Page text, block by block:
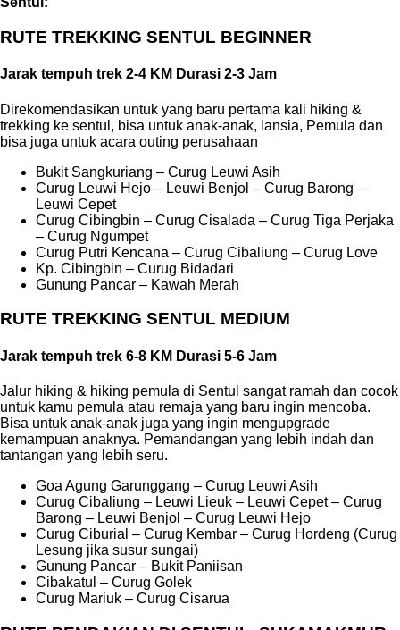
RUTE TREKKING SENTUL BEGINNER
Jarak tempuh trek 2-4 KM Durasi 2-3 Jam
Direkomendasikan untuk yang baru pertama kali hiking &
trekking ke sentul, bisa untuk anak-anak, lansia, Pemula dan
bisa juga untuk acara outing perusahaan
Bukit Sangkuriang – Curug Leuwi Asih
Curug Leuwi Hejo – Leuwi Benjol – Curug Barong –
Leuwi Cepet
Curug Cibingbin – Curug Cisalada – Curug Tiga Perjaka
– Curug Ngumpet
Curug Putri Kencana – Curug Cibaliung – Curug Love
Kp. Cibingbin – Curug Bidadari
Gunung Pancar – Kawah Merah
RUTE TREKKING SENTUL MEDIUM
Jarak tempuh trek 6-8 KM Durasi 5-6 Jam
Jalur hiking & hiking pemula di Sentul sangat ramah dan cocok
untuk kamu pemula atau remaja yang baru ingin mencoba.
Bisa untuk anak-anak juga yang ingin mengupgrade
kemampuan anaknya. Pemandangan yang lebih indah dan
tantangan yang lebih seru.
Goa Agung Garunggang – Curug Leuwi Asih
Curug Cibaliung – Leuwi Lieuk – Leuwi Cepet – Curug
Barong – Leuwi Benjol – Curug Leuwi Hejo
Curug Ciburial – Curug Kembar – Curug Hordeng (Curug
Lesung jika susur sungai)
Gunung Pancar – Bukit Paniisan
Cibakatul – Curug Golek
Curug Mariuk – Curug Cisarua